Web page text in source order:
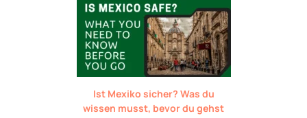
Ist Mexiko sicher? Was du
wissen musst, bevor du gehst